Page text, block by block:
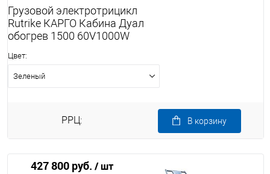
Грузовой электротрицикл
Rutrike КАРГО Кабина Дуал
обогрев 1500 60V1000W
Цвет:
Зеленый
РРЦ:
427 800 руб. / шт
В корзину